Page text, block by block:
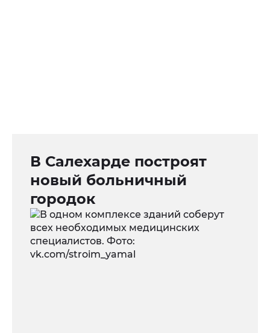
В Салехарде построят
новый больничный
городок